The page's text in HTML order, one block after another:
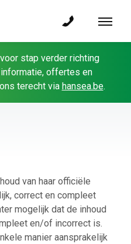
stap verder richting
informatie, offertes en
terecht via hansea.be.
van haar officiële
correct en compleet
mogelijk dat de inhoud
en/of incorrect is.
manier aansprakelijk